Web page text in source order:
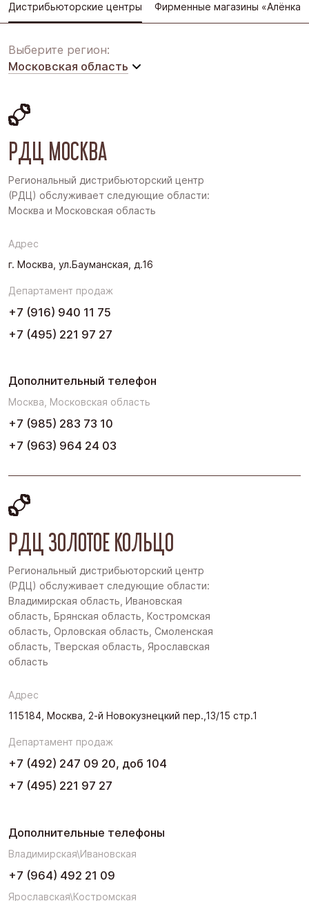
Дистрибьюторские центры Фирменные магазины «Алёнка»
Выберите регион:
Московская область
Восточная Сибирь
Дальний Восток
Поволжье
Урал
РДЦ МОСКВА
Региональный дистрибьюторский центр
(РДЦ) обслуживает следующие области:
Москва и Московская область
Адрес
г. Москва, ул.Бауманская, д.16
Департамент продаж
+7 (916) 940 11 75
+7 (495) 221 97 27
Дополнительный телефон
Москва, Московская область
+7 (985) 283 73 10
+7 (963) 964 24 03
РДЦ ЗОЛОТОЕ КОЛЬЦО
Региональный дистрибьюторский центр
(РДЦ) обслуживает следующие области:
Владимирская область, Ивановская
область, Брянская область, Костромская
область, Орловская область, Смоленская
область, Тверская область, Ярославская
область
Адрес
115184, Москва, 2-й Новокузнецкий пер.,13/15 стр.1
Департамент продаж
+7 (492) 247 09 20, доб 104
+7 (495) 221 97 27
Дополнительные телефоны
Владимирская\Ивановская
+7 (964) 492 21 09
Ярославская\Костромская